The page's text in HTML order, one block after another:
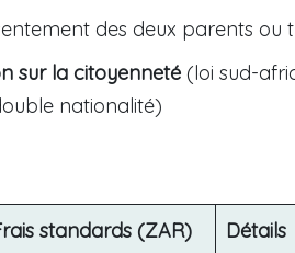
des deux parents ou
sur la citoyenneté (loi sud-
nationalité)
standards (ZAR) Détails